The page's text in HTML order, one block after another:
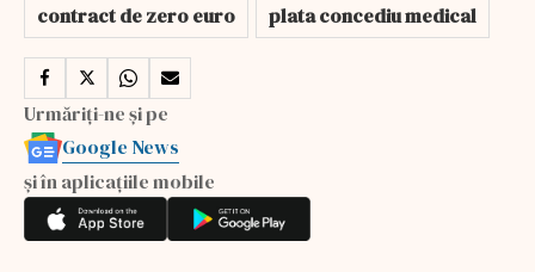
contract de zero euro
plata concediu medical
Urmăriți-ne și pe
Google News
și în aplicațiile mobile